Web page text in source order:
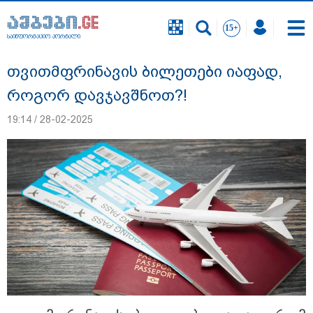
საინფორმაციო პორტალი
რა შემთხვევაში გათავისუფლდება
მოსწავლე სასკოლო ფორმის ტარებისგან
- განათლების მინისტრის განმარტება
საინფორმაციო პორტალი
თვითმფრინავის ბილეთები იაფად,
როგორ დავჯავშნოთ?!
19:14 / 28-02-2025